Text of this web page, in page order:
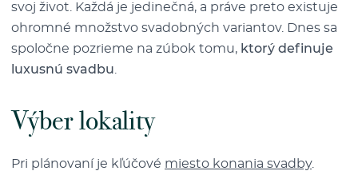
svoj život. Každá je jedinečná, a práve preto existuje
ohromné množstvo svadobných variantov. Dnes sa
spoločne pozrieme na zúbok tomu, ktorý definuje
luxusnú svadbu
Výber lokality
Pri plánovaní je kľúčové miesto konania svadby.